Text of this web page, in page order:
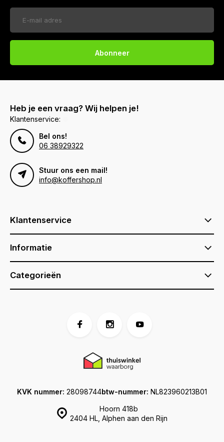
Abonneer
Heb je een vraag? Wij helpen je!
Klantenservice:
Bel ons!
06 38929322
Stuur ons een mail!
info@koffershop.nl
Klantenservice
Informatie
Categorieën
Hoorn 418b
2404 HL, Alphen aan den Rijn
KVK nummer: 28098744btw-nummer: NL823960213B01